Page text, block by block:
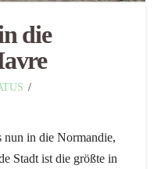
die
in die Normandie,
Stadt ist die größte in